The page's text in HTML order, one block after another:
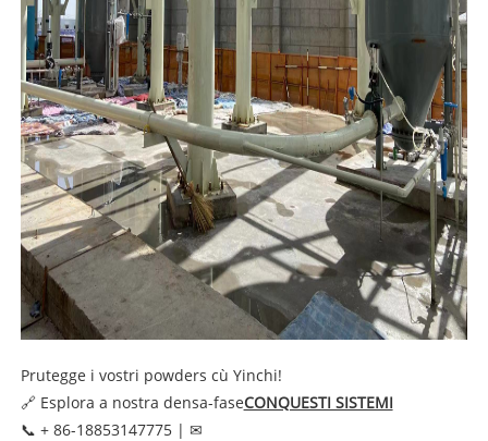
Prutegge i vostri powders cù Yinchi!
🔗 Esplora a nostra densa-faseCONQUESTI SISTEMI
📞 + 86-18853147775 | ✉